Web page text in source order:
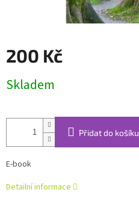
200 Kč
cena:
Skladem
Přidat do košíku
E-book
Detailní informace